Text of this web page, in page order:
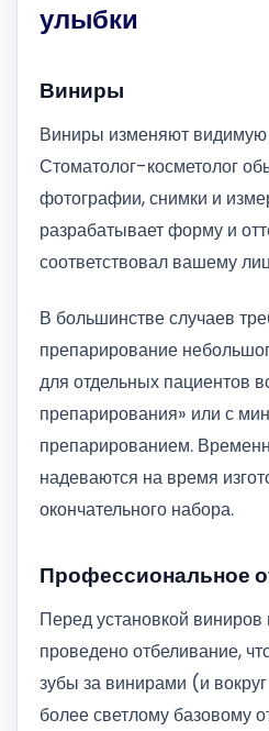
улыбки
Виниры
Виниры изменяют видимую
Стоматолог-косметолог
фотографии, снимки и
разрабатывает форму и
соответствовал вашему
В большинстве случаев
препарирование
для отдельных пациентов
препарирования» или с
препарированием.
надеваются на время
окончательного набора.
Профессиональное
Перед установкой
проведено отбеливание,
зубы за винирами (и
более светлому базовому